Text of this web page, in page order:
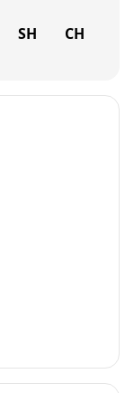
SH CH